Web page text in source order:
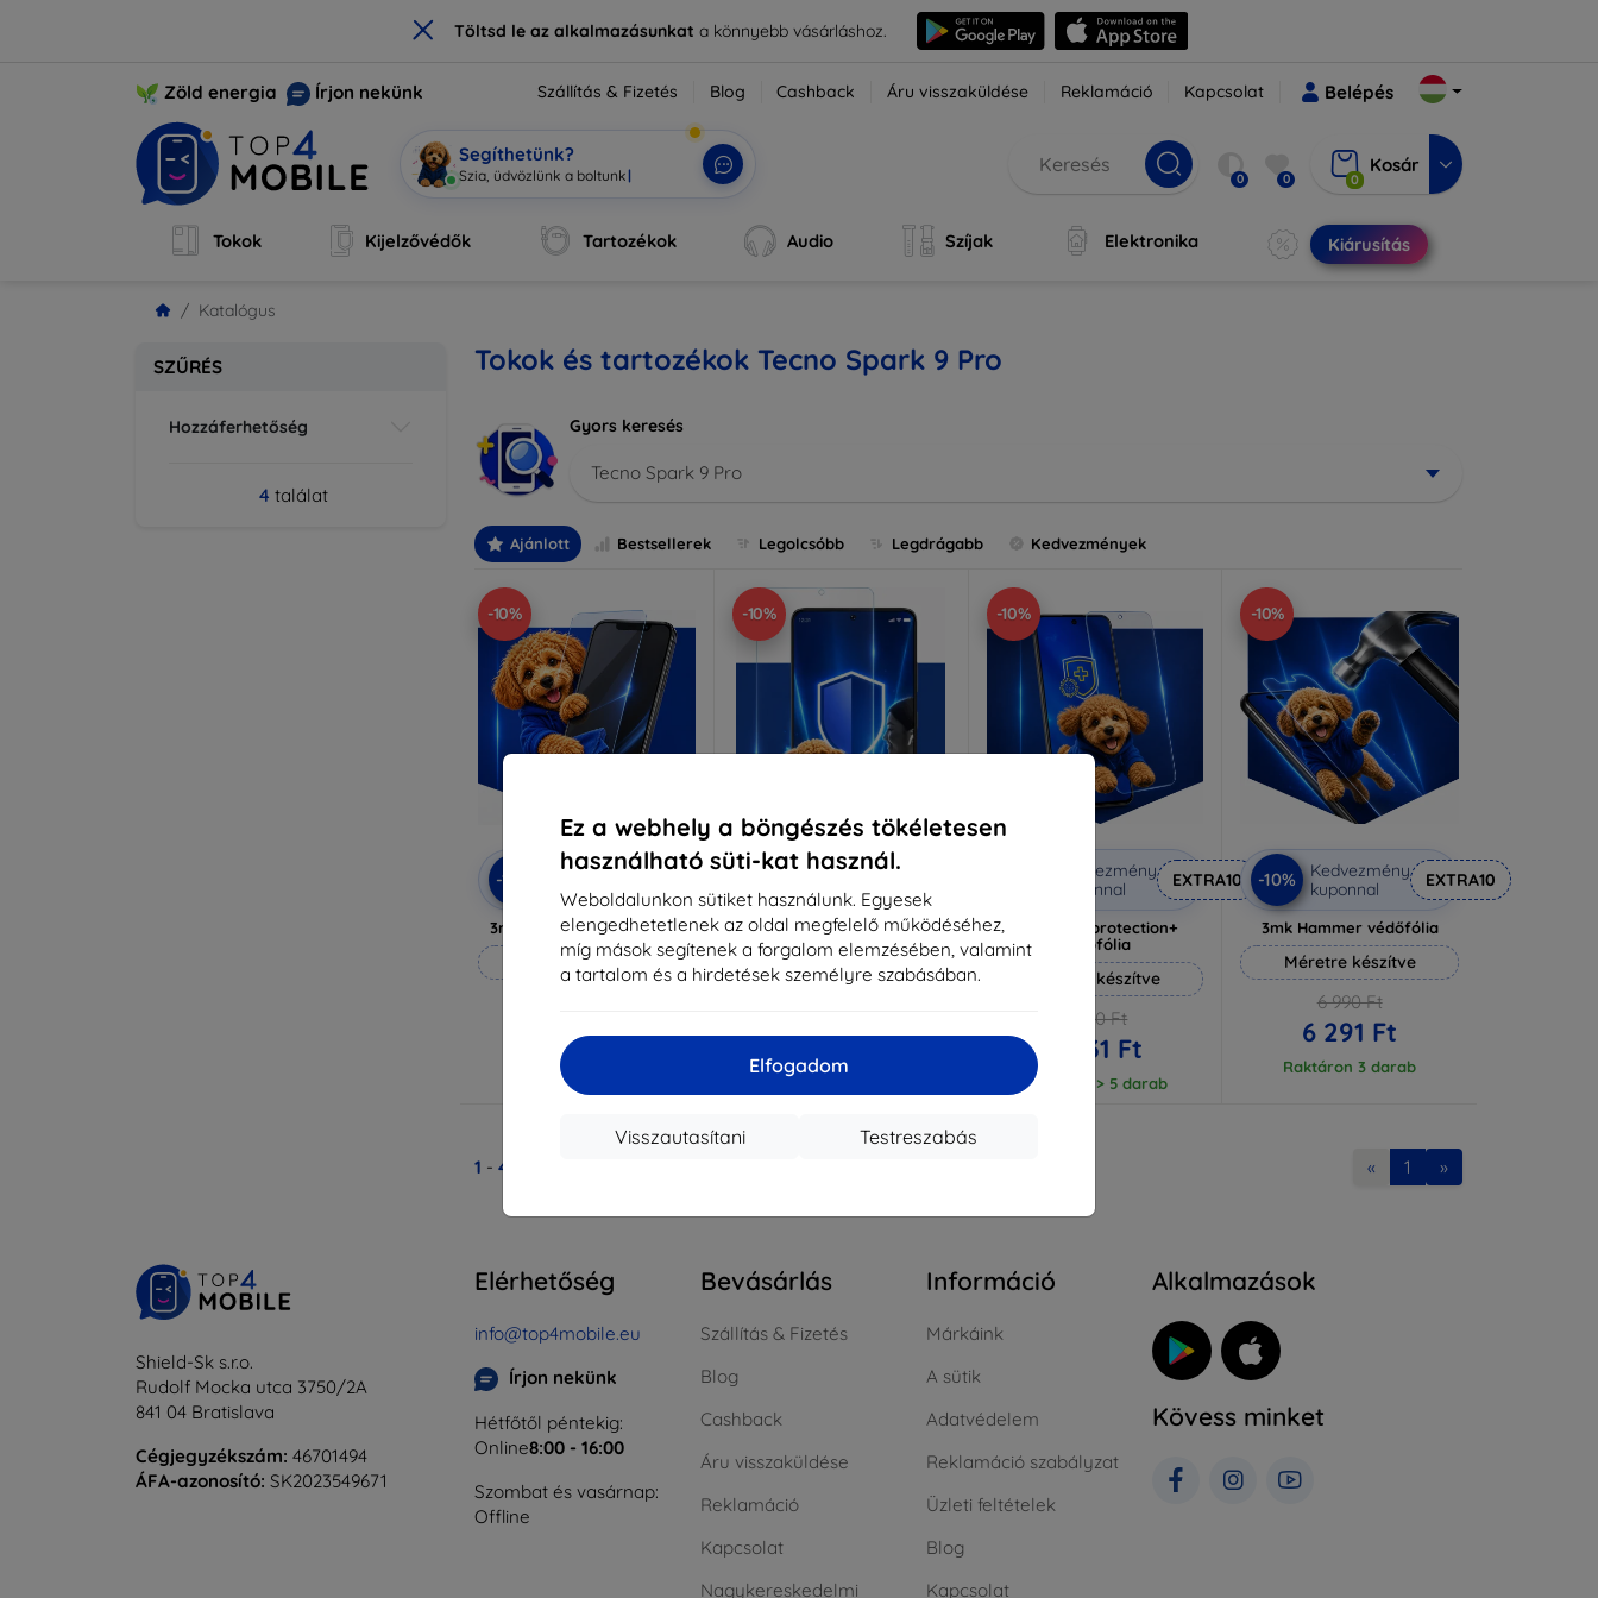
× Töltsd le az alkalmazásunkata könnyebb vásárláshoz.
Ez a webhely a böngészés tökéletesen
használható süti-kat használ.
Weboldalunkon sütiket használunk. Egyesek
elengedhetetlenek az oldal megfelelő működéséhez,
míg mások segítenek a forgalom elemzésében, valamint
a tartalom és a hirdetések személyre szabásában.
Elfogadom
Testreszabás
Visszautasítani
Zöld energia Írjon nekünk Szállítás & Fizetés Blog Cashback Áru visszaküldése Reklamáció Kapcsolat Belépés
Segíthetünk?
Sz| 0 0 0
Kosár
Tokok Kijelzővédők Tartozékok Audio Szíjak Elektronika Kiárusítás
Katalógus
SZŰRÉS
Hozzáferhetőség
4 találat
Tokok és tartozékok Tecno Spark 9 Pro
Gyors keresés
Tecno Spark 9 Pro
Ajánlott Bestsellerek Legolcsóbb Legdrágabb Kedvezmények
-10%
-10%
Kedvezmény
kuponnal
3mk Anti-Shock védőüveg
Méretre készítve
5 301 Ft
Raktáron > 5 darab
-10%
Kedvezmény
kuponnal
3mk Pure Matt védőüveg
Méretre készítve
3 951 Ft
Raktáron > 5 darab
-10%
Kedvezmény
kuponnal
EXTRA10
3mk Silverprotection+
védőfólia
Méretre készítve
6 590 Ft
5 931 Ft
Raktáron > 5 darab
-10%
-10%
Kedvezmény
kuponnal
EXTRA10
3mk Hammer védőfólia
Méretre készítve
6 990 Ft
6 291 Ft
Raktáron 3 darab
1 - 4 « 1 »
Shield-Sk s.r.o.
Rudolf Mocka utca 3750/2A
841 04 Bratislava
Cégjegyzékszám: 46701494
ÁFA-azonosító: SK2023549671
Elérhetőség
info@top4mobile.eu
Írjon nekünk
Hétfőtől péntekig:
Online8:00 - 16:00
Szombat és vasárnap:
Offline
Bevásárlás
Szállítás & Fizetés
Blog
Cashback
Áru visszaküldése
Reklamáció
Kapcsolat
Nagykereskedelmi
Információ
Márkáink
A sütik
Adatvédelem
Reklamáció szabályzat
Üzleti feltételek
Blog
Kapcsolat
Alkalmazások
Kövess minket